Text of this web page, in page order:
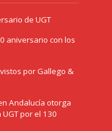
de UGT
aniversario con los
por Gallego &
Andalucía otorga
UGT por el 130